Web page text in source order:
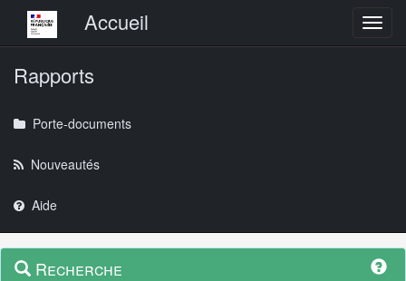
Menu principalAccueil
Rapports
Porte-documents
Nouveautés
Aide
Navigation
Menu
contextuel
Recherche